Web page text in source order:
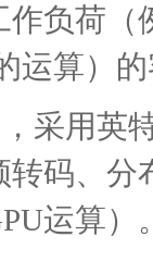
荷（例
运算）
采用英
码、
运算）